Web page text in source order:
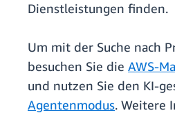
Dienstleistungen finden.
Um mit der Suche nach
besuchen Sie die AWS-
und nutzen Sie den KI-
Agentenmodus. Weitere